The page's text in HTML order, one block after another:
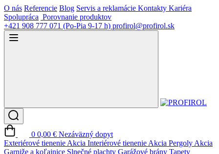
O nás Referencie Blog Servis a reklamácie Kontakty Kariéra
Spolupráca Porovnanie produktov
+421 908 777 071 (Po-Pia 9-17 h) profirol@profirol.sk
0 0,00 € Nezáväzný dopyt
Exteriérové tienenie Akcia Interiérové tienenie Akcia Pergoly Akcia
Garniže a koľajnice Slnečné plachty Garážové brány Tapety